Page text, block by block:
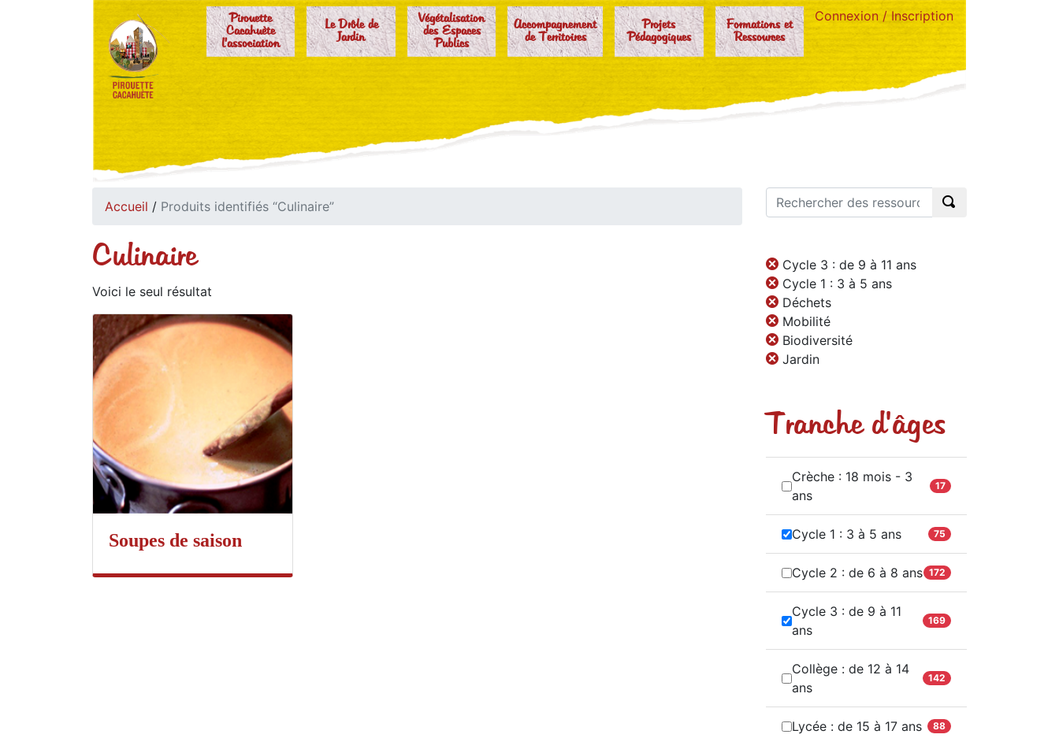
Pirouette
Cacahuète
l'association
Le Drôle de
Jardin
Végétalisation
des Espaces
Publics
Accompagnement
de Territoires
Projets
Pédagogiques
Formations et
Ressources
Connexion / Inscription
Accueil / Produits identifiés “Culinaire”
Culinaire
Voici le seul résultat
Soupes de saison
Cycle 3 : de 9 à 11 ans
Cycle 1 : 3 à 5 ans
Déchets
Mobilité
Biodiversité
Jardin
Tranche d'âges
Crèche : 18 mois - 3
ans
17
Cycle 1 : 3 à 5 ans 75
Cycle 2 : de 6 à 8 ans 172
Cycle 3 : de 9 à 11
ans
169
Collège : de 12 à 14
ans
142
Lycée : de 15 à 17 ans 88